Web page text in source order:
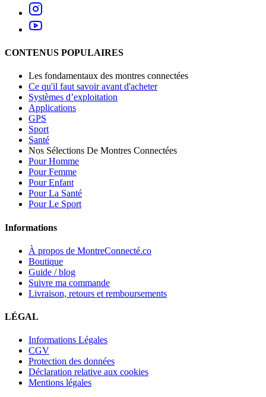
CONTENUS POPULAIRES
Les fondamentaux des montres connectées
Ce qu'il faut savoir avant d'acheter
Systèmes d’exploitation
Applications
GPS
Sport
Santé
Nos Sélections De Montres Connectées
Pour Homme
Pour Femme
Pour Enfant
Pour La Santé
Pour Le Sport
Informations
À propos de MontreConnecté.co
Boutique
Guide / blog
Suivre ma commande
Livraison, retours et remboursements
LÉGAL
Informations Légales
CGV
Protection des données
Déclaration relative aux cookies
Mentions légales